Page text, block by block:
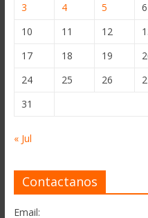
3
4 5 6
10
11 12
17
18 19
24
25 26
31
« Jul
Contactanos
Email: